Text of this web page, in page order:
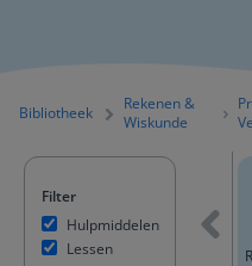
Bibliotheek
Rekenen &
Wiskunde
Filter
Hulpmiddelen
Lessen